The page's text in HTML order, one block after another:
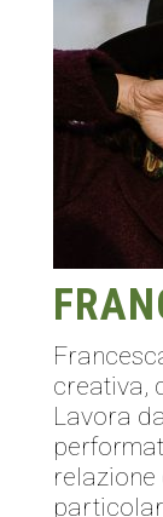
creativa,
Lavora
relazione